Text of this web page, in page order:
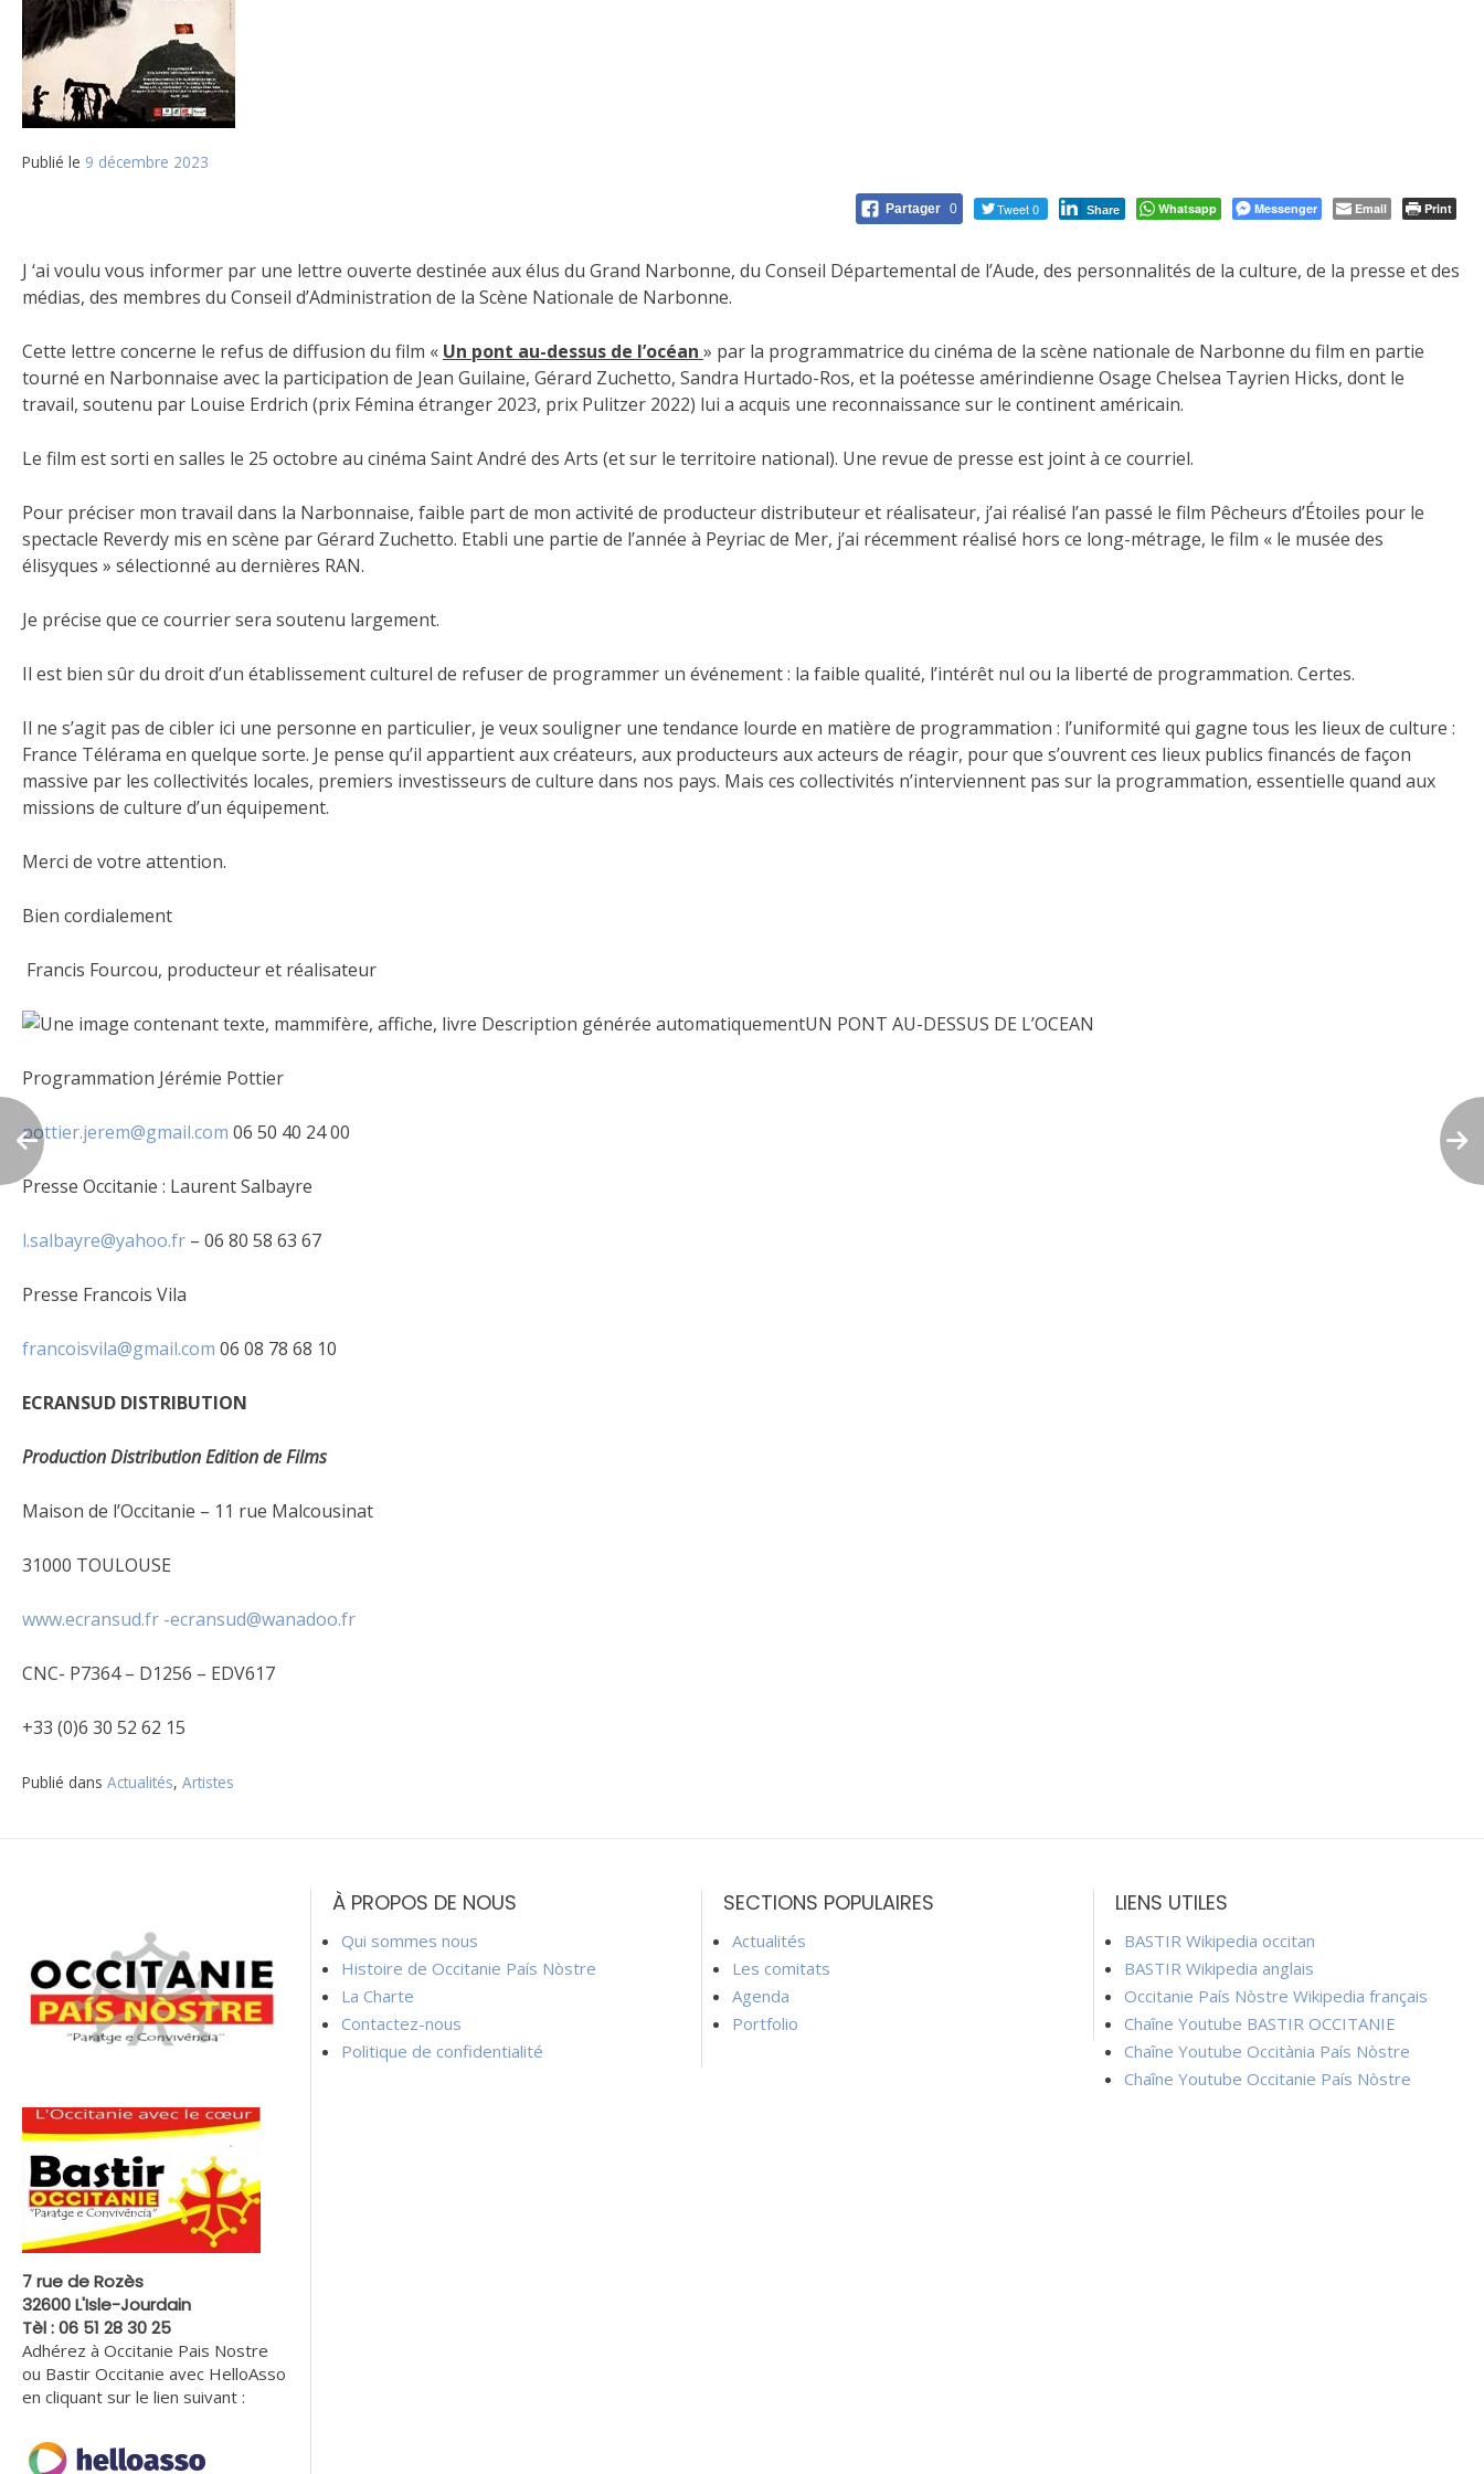
Publié le 9 décembre 2023
Partager 0 Tweet 0 Share Whatsapp Messenger Email Print
J ‘ai voulu vous informer par une lettre ouverte destinée aux élus du Grand Narbonne, du Conseil Départemental de l’Aude, des personnalités de la culture, de la presse et des
médias, des membres du Conseil d’Administration de la Scène Nationale de Narbonne.
Cette lettre concerne le refus de diffusion du film « Un pont au-dessus de l’océan » par la programmatrice du cinéma de la scène nationale de Narbonne du film en partie
tourné en Narbonnaise avec la participation de Jean Guilaine, Gérard Zuchetto, Sandra Hurtado-Ros, et la poétesse amérindienne Osage Chelsea Tayrien Hicks, dont le
travail, soutenu par Louise Erdrich (prix Fémina étranger 2023, prix Pulitzer 2022) lui a acquis une reconnaissance sur le continent américain.
Le film est sorti en salles le 25 octobre au cinéma Saint André des Arts (et sur le territoire national). Une revue de presse est joint à ce courriel.
Pour préciser mon travail dans la Narbonnaise, faible part de mon activité de producteur distributeur et réalisateur, j’ai réalisé l’an passé le film Pêcheurs d’Étoiles pour le
spectacle Reverdy mis en scène par Gérard Zuchetto. Etabli une partie de l’année à Peyriac de Mer, j’ai récemment réalisé hors ce long-métrage, le film « le musée des
élisyques » sélectionné au dernières RAN.
Je précise que ce courrier sera soutenu largement.
Il est bien sûr du droit d’un établissement culturel de refuser de programmer un événement : la faible qualité, l’intérêt nul ou la liberté de programmation. Certes.
Il ne s’agit pas de cibler ici une personne en particulier, je veux souligner une tendance lourde en matière de programmation : l’uniformité qui gagne tous les lieux de culture :
France Télérama en quelque sorte. Je pense qu’il appartient aux créateurs, aux producteurs aux acteurs de réagir, pour que s’ouvrent ces lieux publics financés de façon
massive par les collectivités locales, premiers investisseurs de culture dans nos pays. Mais ces collectivités n’interviennent pas sur la programmation, essentielle quand aux
missions de culture d’un équipement.
Merci de votre attention.
Bien cordialement
Francis Fourcou, producteur et réalisateur
UN PONT AU-DESSUS DE L’OCEAN
Programmation Jérémie Pottier
pottier.jerem@gmail.com 06 50 40 24 00
Presse Occitanie : Laurent Salbayre
l.salbayre@yahoo.fr – 06 80 58 63 67
Presse Francois Vila
francoisvila@gmail.com 06 08 78 68 10
ECRANSUD DISTRIBUTION
Production Distribution Edition de Films
Maison de l’Occitanie – 11 rue Malcousinat
31000 TOULOUSE
www.ecransud.fr -ecransud@wanadoo.fr
CNC- P7364 – D1256 – EDV617
+33 (0)6 30 52 62 15
Publié dans Actualités, Artistes
l’article
7 rue de Rozès
32600 L'Isle-Jourdain
Tèl : 06 51 28 30 25
Adhérez à Occitanie Pais Nostre
ou Bastir Occitanie avec HelloAsso
en cliquant sur le lien suivant :
À PROPOS DE NOUS
Qui sommes nous
Histoire de Occitanie País Nòstre
La Charte
Contactez-nous
Politique de confidentialité
SECTIONS POPULAIRES
Actualités
Les comitats
Agenda
Portfolio
LIENS UTILES
BASTIR Wikipedia occitan
BASTIR Wikipedia anglais
Occitanie País Nòstre Wikipedia français
Chaîne Youtube BASTIR OCCITANIE
Chaîne Youtube Occitània País Nòstre
Chaîne Youtube Occitanie País Nòstre